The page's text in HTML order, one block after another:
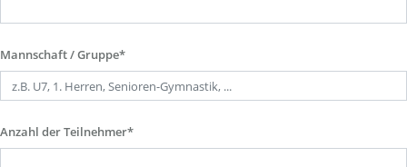
Mannschaft / Gruppe*
Anzahl der Teilnehmer*